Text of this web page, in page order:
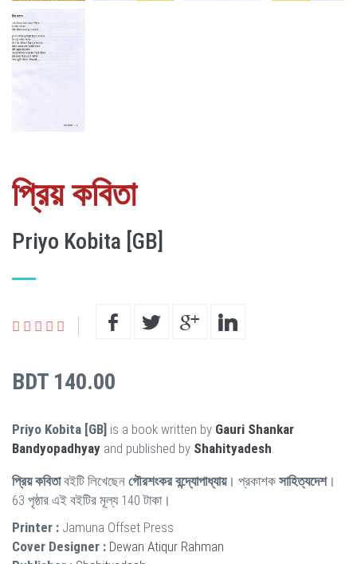
প্রিয় কবিতা
Priyo Kobita [GB]
BDT 140.00
Priyo Kobita [GB] is a book written by Gauri Shankar
Bandyopadhyay and published by Shahityadesh.
প্রিয় কবিতাবইটি লিখেছেন গৌরশংকর বন্দ্যোপাধ্যায়। প্রকাশক সাহিত্যদেশ।
63 পৃষ্ঠার এই বইটির মূল্য 140 টাকা।
Printer : Jamuna Offset Press
Cover Designer : Dewan Atiqur Rahman